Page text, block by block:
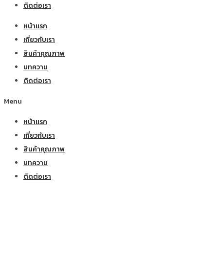
ติดต่อเรา
หน้าแรก
เกี่ยวกับเรา
สินค้าคุณภาพ
บทความ
ติดต่อเรา
Menu
หน้าแรก
เกี่ยวกับเรา
สินค้าคุณภาพ
บทความ
ติดต่อเรา